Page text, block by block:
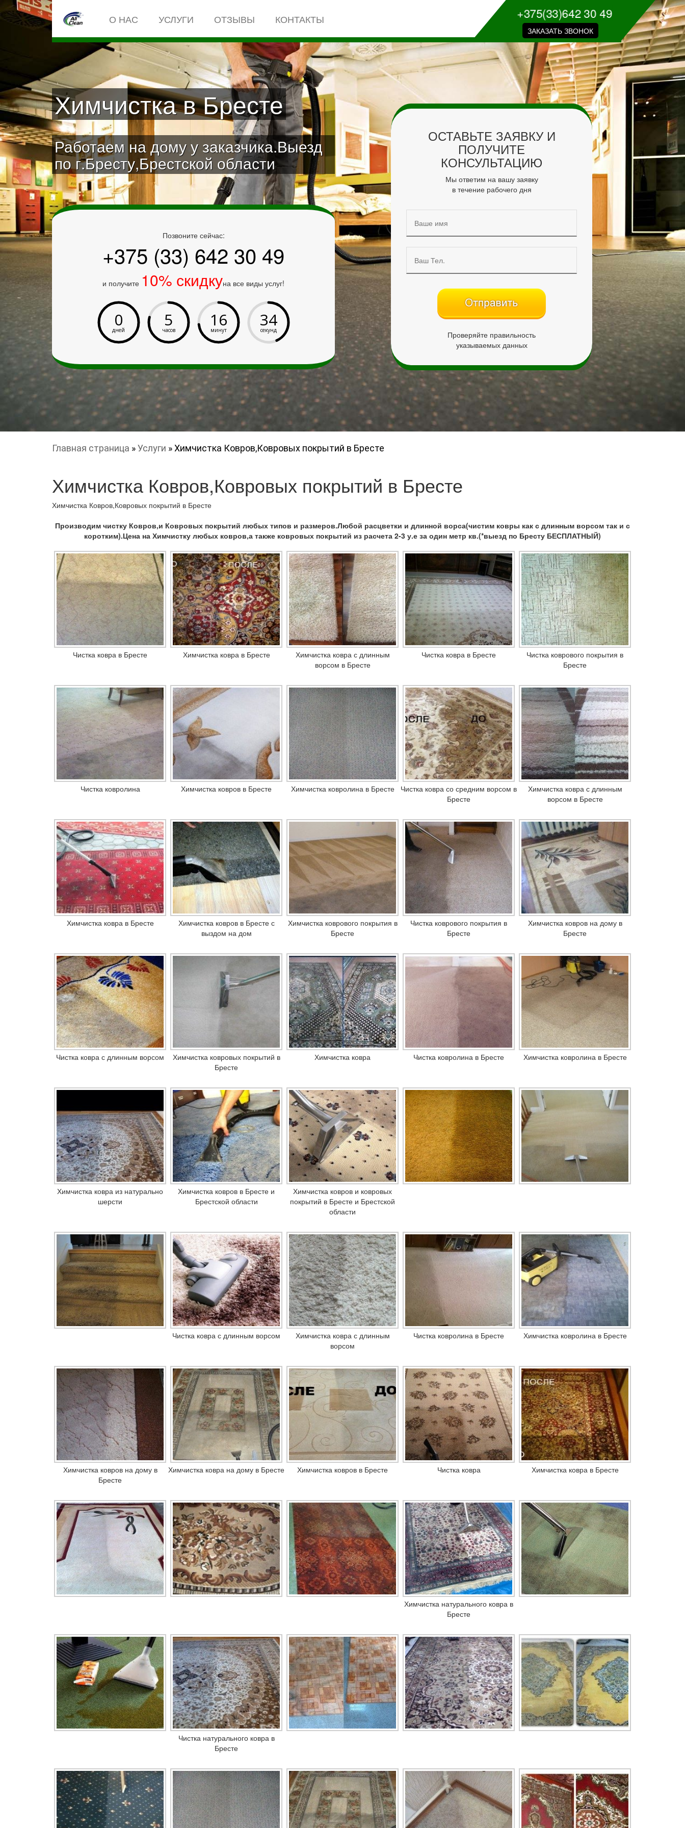
О НАС УСЛУГИ ОТЗЫВЫ КОНТАКТЫ
ЗАКАЗАТЬ ЗВОНОК
+375(33)642 30 49
Химчистка в Бресте
Работаем на дому у заказчика.Выезд
по г.Бресту,Брестской области
Позвоните сейчас:
+375 (33) 642 30 49
и получите 10% скидкуна все виды услуг!
0
дней 5
часов 16
минут 32
секунд
ОСТАВЬТЕ ЗАЯВКУ И
ПОЛУЧИТЕ
КОНСУЛЬТАЦИЮ
Мы ответим на вашу заявку
в течение рабочего дня
Проверяйте правильность
указываемых данных
Главная страница »Услуги »Химчистка Ковров,Ковровых покрытий в Бресте
Химчистка Ковров,Ковровых покрытий в Бресте
Химчистка Ковров,Ковровых покрытий в Бресте
Производим чистку Ковров,и Ковровых покрытий любых типов и размеров.Любой расцветки и длинной ворса(чистим ковры как с длинным ворсом так и с
коротким).Цена на Химчистку любых ковров,а также ковровых покрытий из расчета 2-3 у.е за один метр кв.(*выезд по Бресту БЕСПЛАТНЫЙ)
Чистка ковра в Бресте Химчистка ковра в Бресте
Химчистка ковра с длинным
ворсом в Бресте
Чистка ковра в Бресте
Чистка коврового покрытия в
Бресте
Чистка ковролина Химчистка ковров в Бресте Химчистка ковролина в Бресте
Чистка ковра со средним ворсом в
Бресте
Химчистка ковра с длинным
ворсом в Бресте
Химчистка ковра в Бресте
Химчистка ковров в Бресте с
выздом на дом
Химчистка коврового покрытия в
Бресте
Чистка коврового покрытия в
Бресте
Химчистка ковров на дому в
Бресте
Чистка ковра с длинным ворсом
Химчистка ковровых покрытий в
Бресте
Химчистка ковра Чистка ковролина в Бресте Химчистка ковролина в Бресте
Химчистка ковра из натурально
шерсти
Химчистка ковров в Бресте и
Брестской области
Химчистка ковров и ковровых
покрытий в Бресте и Брестской
области
Чистка ковра с длинным ворсом
Химчистка ковра с длинным
ворсом
Чистка ковролина в Бресте Химчистка ковролина в Бресте
Химчистка ковров на дому в
Бресте
Химчистка ковра на дому в Бресте Химчистка ковров в Бресте Чистка ковра Химчистка ковра в Бресте
Химчистка натурального ковра в
Бресте
Чистка натурального ковра в
Бресте